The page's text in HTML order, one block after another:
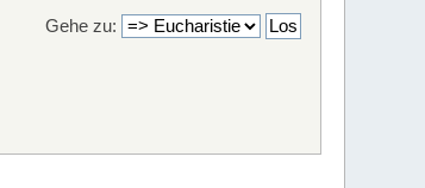
Gehe zu: